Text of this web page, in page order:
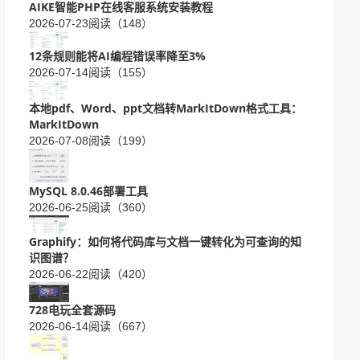
AIKE智能PHP在线客服系统安装教程
2026-07-23阅读（148）
12条规则能将AI编程错误率降至3%
2026-07-14阅读（155）
本地pdf、Word、ppt文档转MarkItDown格式工具：
MarkItDown
2026-07-08阅读（199）
MySQL 8.0.46部署工具
2026-06-25阅读（360）
Graphify：如何将代码库与文档一键转化为可查询的知
识图谱？
2026-06-22阅读（420）
728电玩全套源码
2026-06-14阅读（667）